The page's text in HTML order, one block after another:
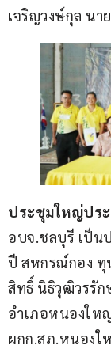
เจริญวงษ์กุล นา
ประชุมใหญ่ปร
อบจ.ชลบุรี เป็น
ปี สหกรณ์กอง ทุ
สิทธิ์ นิธิวุฒิวรรั
อำเภอหนองให
ผกก.สภ.หนองใ